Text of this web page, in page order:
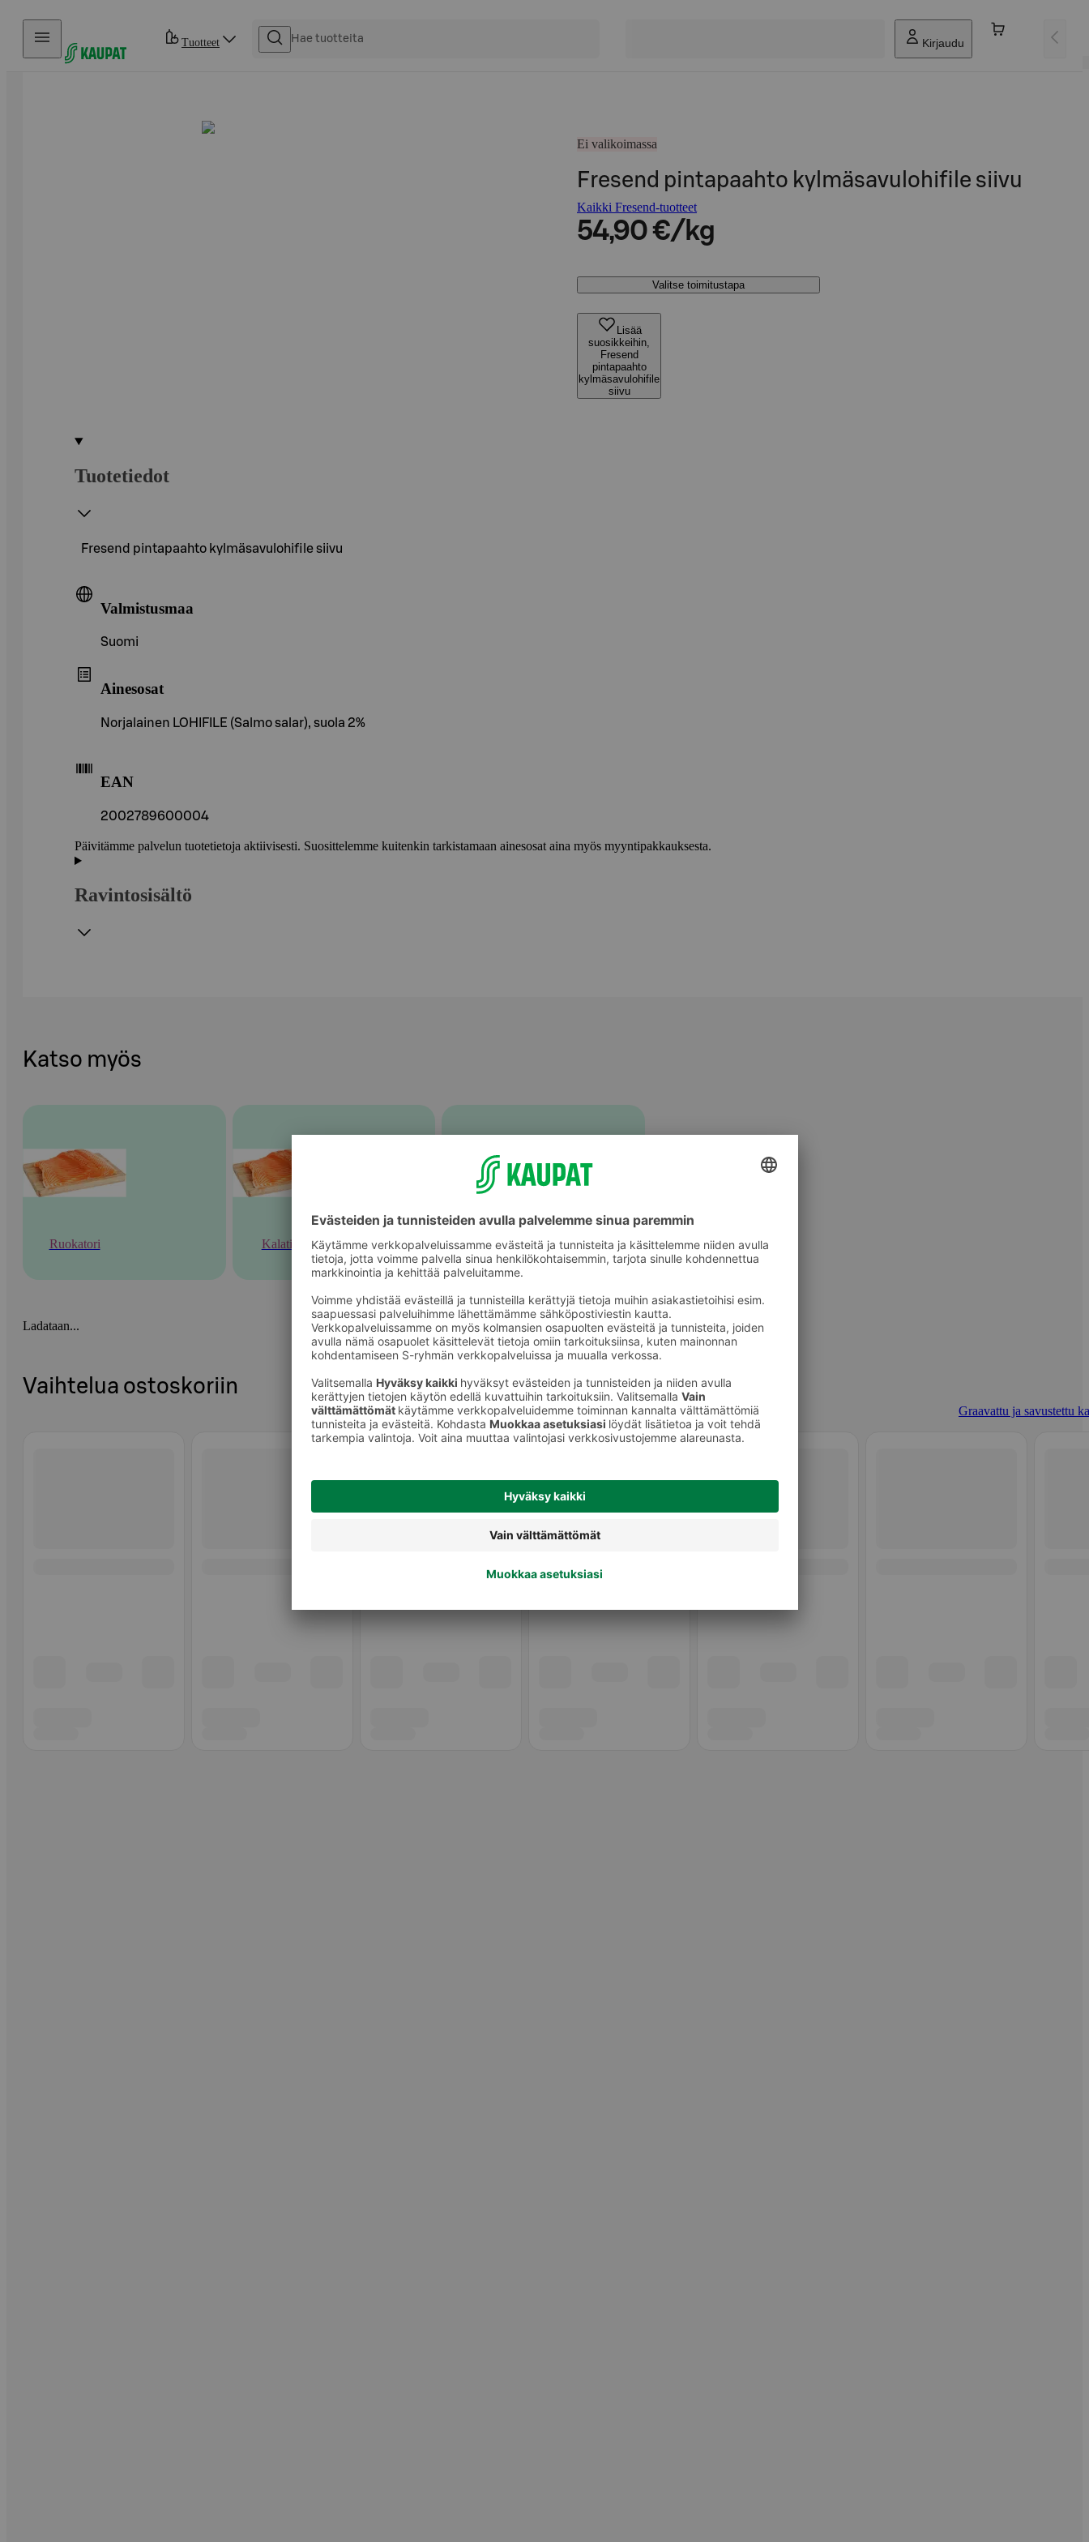
Hyppää sisältöön
Tuotteet Kirjaudu
Ei valikoimassa
Fresend pintapaahto kylmäsavulohifile siivu
Kaikki Fresend-tuotteet
54,90 €/kg
Valitse toimitustapa
Lisää
suosikkeihin,
Fresend
pintapaahto
kylmäsavulohifile
siivu
Tuotetiedot
Fresend pintapaahto kylmäsavulohifile siivu
Valmistusmaa
Suomi
Ainesosat
Norjalainen LOHIFILE (Salmo salar), suola 2%
EAN
2002789600004
Päivitämme palvelun tuotetietoja aktiivisesti. Suosittelemme kuitenkin tarkistamaan ainesosat aina myös myyntipakkauksesta.
Ravintosisältö
Katso myös
Ruokatori Kalatiski Graavattu ja savustettu kala
Ladataan...
Vaihtelua ostoskoriin
Graavattu ja savustettu